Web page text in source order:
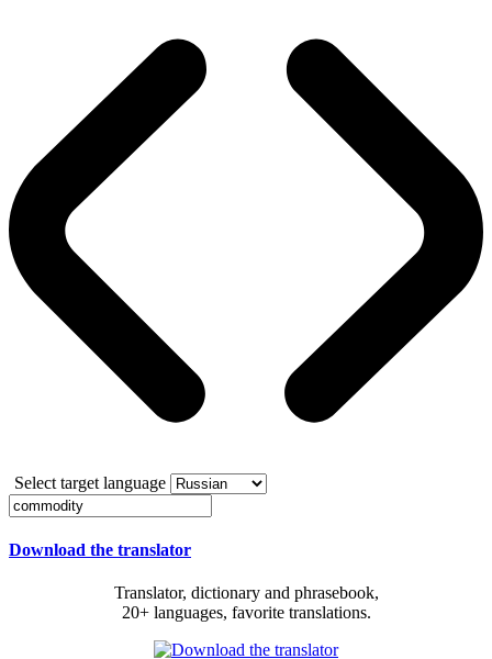
Select target language
Download the translator
Translator, dictionary and phrasebook,
20+ languages, favorite translations.